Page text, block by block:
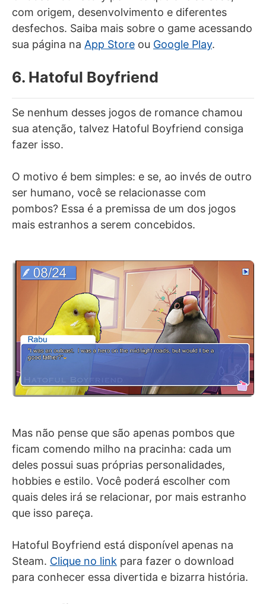
com origem, desenvolvimento e diferentes
desfechos. Saiba mais sobre o game acessando
sua página na App Store ou Google Play.
6. Hatoful Boyfriend
Se nenhum desses jogos de romance chamou
sua atenção, talvez Hatoful Boyfriend consiga
fazer isso.
O motivo é bem simples: e se, ao invés de outro
ser humano, você se relacionasse com
pombos? Essa é a premissa de um dos jogos
mais estranhos a serem concebidos.
Mas não pense que são apenas pombos que
ficam comendo milho na pracinha: cada um
deles possui suas próprias personalidades,
hobbies e estilo. Você poderá escolher com
quais deles irá se relacionar, por mais estranho
que isso pareça.
Hatoful Boyfriend está disponível apenas na
Steam. Clique no link para fazer o download
para conhecer essa divertida e bizarra história.